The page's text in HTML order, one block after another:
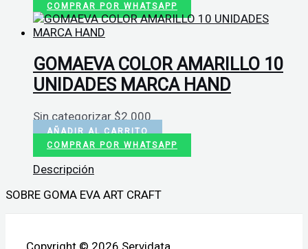
COMPRAR POR WHATSAPP
GOMAEVA COLOR AMARILLO 10
UNIDADES MARCA HAND
Sin categorizar $2.000
AÑADIR AL CARRITO
COMPRAR POR WHATSAPP
Descripción
SOBRE GOMA EVA ART CRAFT
Copyright © 2026 Servidata